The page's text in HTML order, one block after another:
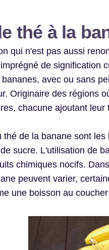
thé à la
qui n'est pas aussi
de signification
avec ou sans
Originaire des régions
chacune ajoutant
de la banane sont
sucre. L'utilisation de
chimiques nocifs.
peuvent varier,
une boisson au